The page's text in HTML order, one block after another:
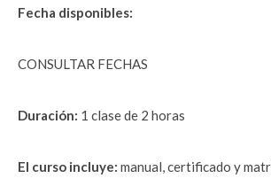
Fecha disponibles:
CONSULTAR FECHAS
Duración: 1 clase de 2 horas
El curso incluye: manual, certificado y